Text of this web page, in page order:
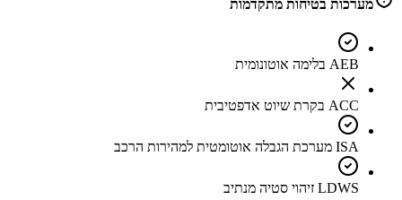
מערכות בטיחות מתקדמות
AEB בלימה אוטונומית
ACC בקרת שיוט אדפטיבית
ISA מערכת הגבלה אוטומטית למהירות הרכב
LDWS זיהוי סטיה מנתיב